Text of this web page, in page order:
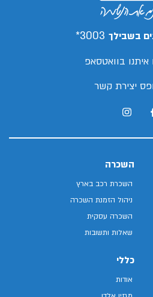
בשבילך 3003*
איתנו בוואטסאפ
יצירת קשר
השכרה
השכרת רכב בארץ
ניהול הזמנת השכרה
השכרה עסקית
שאלות ותשובות
כללי
אודות